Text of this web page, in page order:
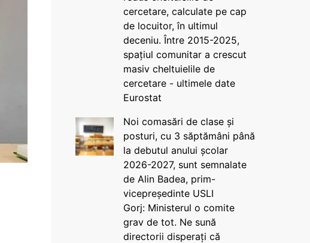
cercetare, calculate pe cap
de locuitor, în ultimul
deceniu. Între 2015-2025,
spațiul comunitar a crescut
masiv cheltuielile de
cercetare - ultimele date
Eurostat
Noi comasări de clase și
posturi, cu 3 săptămâni până
la debutul anului școlar
2026-2027, sunt semnalate
de Alin Badea, prim-
vicepreședinte USLI
Gorj: Ministerul o comite
grav de tot. Ne sună
directorii disperați că